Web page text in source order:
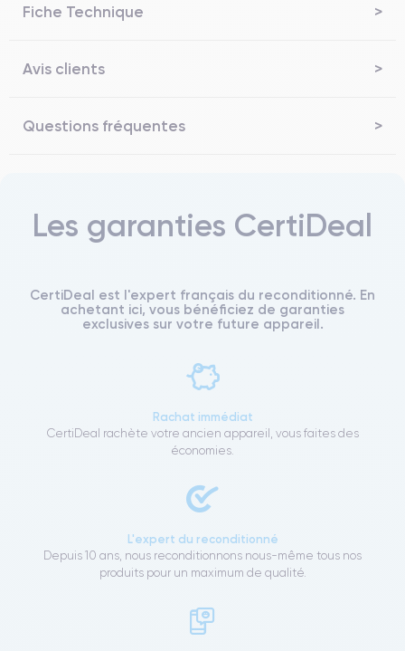
Fiche Technique
Avis clients
Questions fréquentes
Les garanties CertiDeal
CertiDeal est l'expert français du reconditionné. En
achetant ici, vous bénéficiez de garanties
exclusives sur votre future appareil.
Rachat immédiat
CertiDeal rachète votre ancien appareil, vous faites des
économies.
L'expert du reconditionné
Depuis 10 ans, nous reconditionnons nous-même tous nos
produits pour un maximum de qualité.